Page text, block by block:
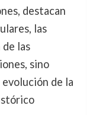
destacan
las
las
sino
de la